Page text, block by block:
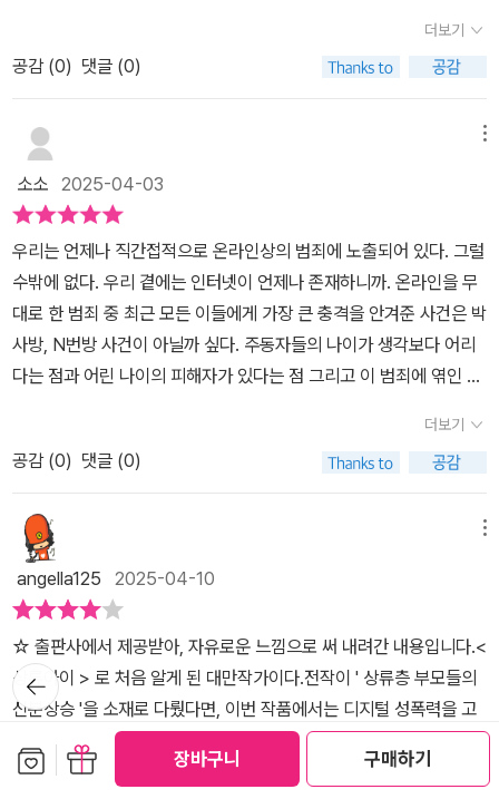
장바구니 구매하기
리가 실종된다 동병상련을 느끼던 시리의 실종은 천신한을 방밖으로
나오게 한다. 더이상 자기만의 세상에 갇혀있기에는 너무 많은 이들
파급력을 지닌 사회비판소설이다. 천신한과 시리가 가상의 세계에 빠
질 수 밖에 없는 현실의 상황은 기성세대가 통렬히 반성해야할 부분
이다. 그들을 방구석으로, 인터넷 세상으로 밀어낸 것은 바로 우리들
이면서 그들의 한심함이라고 손가락질 해댔다. 더군다나 외로움으로
마음둘 곳을 찾으려는 소녀들을 또 다른 비극으로 몰고가는 악인들까
지 존재한다. 이 사회가 약자에게 어디까지 냉혹해질 수 있는 지를 여
실히 보여준다. 이야기가 대만을 배경으로 쓰여진 소설이지만 우리나
라에도 이와 유사한 일들이 일어나고 있어서 소설 속 상황들이 더 충
의 답을 찾은 것 같다. 사나이를 이용하려고든 동네 사람들도, 자신의
분노의 화살을 아이들에게 돌린 사나이도 모두 나빴다. 그들의 문제
로 가장 약자인 아이들을 위기에 빠트려서는 안되는 것이었다.@wis
domhouse_official#죽음의로그인 #우샤오러 #위즈덤하우스 #서
평단 #도서협찬 <위즈덤하우스 출판사에서 도서협찬 받았습니다.>
#추천도서 #책추천 #신간 #베스트셀러
'천신한'의 삶이 바뀌게 된 것은 교통사고를 겪고 난 후였다. 자신의
아버지처럼 유학을 다녀와 대기업에 취업하겠다는 목표로 살아가던
그가 교통사고를 겪은 후 알 수 없는 '검은 안개'를 보게 되면서 평화
롭던 그의 삶과 가족의 행복은 흔들렸다. '검은 안개'를 보고 난 이후
대학원이 아닌 다른 길을 택했고 자신이 다니던 회사 동료에게 다가
온 그림자를 보고 막아주지 못한 죄책감으로 그는 자신만의 동굴을
만들어 자신의 방에서 게임만 하면서 지내게 된다. 그런 '천신한'을 보
며 살아갈 힘을 얻지 못하면서도 아들을 위해 버티던 천신한의 부모
의 관계 역시 조금씩 틈이 생겼다. 부모님은 천신한이 집 밖을 나가지
않는 이유를 알지 못하는 답답함을 호소조차 할 수 없고 마냥 지켜볼
뿐이었다. 그런 천신한의 능력을 알고 있는 유일한 친구인 허칭옌이
있어 세상과의 단절은 간신히 막고 있는 느낌이었다. 그런 생활을 하
던 천신한이 게임 속 친구인 소녀 '시리'를 만나러 가게 되면서 천신한
은 점점 세상에 대한 궁금증이 커지고 한발 한발 내디디려는 작은 노
개로 그녀에게 죽음이 다가왔다고 생각하는 천신한. 그녀의 죽음을
막고자 하는 마음으로 외출을 하게 되면서 그의 삶에 조금씩 변화가
생긴다. 시리의 친한 친구인 양양, 그녀의 외삼촌 왕전샹까지 만나게
되는 천신한. 낯선 이들과의 어색한 만남 속에 천신한은 오직 시리의
안전만 생각했다. '현실이 소설보다 황당하다고들 하는데, 현실에서
는 논리라는 것을 따질 필요가 없어서 그런가 봅니다.' p.401 게임에
서 만나 사귀게 되었다는 시리의 남자친구의 정체를 밝히고 시리를
구할 수 있을까? 자신의 눈에만 보이는 '검은 안개'의 저주에 빠져 사
회부적응자가 되어버린 천신한은 이 사건을 계기로 세상에 나갈 용기
를 얻을 수 있을까? 서로의 정체를 숨긴 채 만나게 되는 온라인에서
더보기
공감 (0) 댓글 (0)
소소 2025-04-03
우리는 언제나 직간접적으로 온라인상의 범죄에 노출되어 있다. 그럴
수밖에 없다. 우리 곁에는 인터넷이 언제나 존재하니까. 온라인을 무
대로 한 범죄 중 최근 모든 이들에게 가장 큰 충격을 안겨준 사건은 박
사방, N번방 사건이 아닐까 싶다. 주동자들의 나이가 생각보다 어리
다는 점과 어린 나이의 피해자가 있다는 점 그리고 이 범죄에 엮인 자
복되는 이유는 무엇일까. 우리는 왜 이런 범죄를 예방하지 못하는 걸
까. 가담자들이 범죄라는 것을 알면서도 이용하고 신고하지 않았던
이유는 그저 자신의 욕망을 채울 수 있어서였을까? 아무리 생각해도
이해가 되지 않고 끔찍하기만 하다. 그런데 이 소설 속 이야기가 꼭 N
번방 사건을 닮아있었다. 그래서 분노하면서도 눈을 떼지 못하고 읽
었다. 인터넷에 사용하는 모두가 이런 사건이 다시는 일어나지 않도
록 사용자가 아닌 감시자가 될 수는 없을까?​명문대를 진학하며 부모
님이 자랑이자 집안의 기대를 한 몸에 받고 있던 천선한. 그랬던 그가
부모님의 부끄러움이자 집안의 수치가 된 것은 정말 한순간이었다.
교통사고였다. 그저 사고였을 뿐인데, 사고 이후 천선한은 다른 사람
의 죽음을 미리 알 수 있는 특별한 능력을 갖게 되었다. 원한 적도 없
던 특별한 능력은 천선한을 집 안에 가두고 말았다. 가족들에게도 이
더보기
공감 (0) 댓글 (0)
angella125 2025-04-10
☆ 출판사에서 제공받아, 자유로운 느낌으로 써 내려간 내용입니다.<
상류아이 > 로 처음 알게 된 대만작가이다.전작이 ' 상류층 부모들의
신분상승 '을 소재로 다뤘다면, 이번 작품에서는 디지털 성폭력을 고
발하는 내용을 다루고 있으며, 실제로 이 소설의 출간 이후 '타이완판
N번방' 라는 인터넷 비밀포럼이 적발되었다고 한다.그러나, 전체적인
뒤로가
기